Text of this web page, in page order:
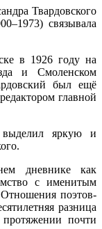
Твардовского
связывала
в 1926 году на
и Смоленском
был ещё
главной
яркую и
дневнике как
с именитым
поэтов-
разница
почти